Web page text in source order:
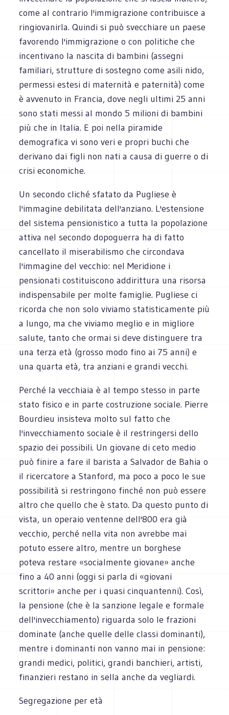
come al contrario l'immigrazione contribuisce a
ringiovanirla. Quindi si può svecchiare un paese
favorendo l'immigrazione o con politiche che
incentivano la nascita di bambini (assegni
familiari, strutture di sostegno come asili nido,
permessi estesi di maternità e paternità) come
è avvenuto in Francia, dove negli ultimi 25 anni
sono stati messi al mondo 5 milioni di bambini
più che in Italia. E poi nella piramide
demografica vi sono veri e propri buchi che
derivano dai figli non nati a causa di guerre o di
crisi economiche.
Un secondo cliché sfatato da Pugliese è
l'immagine debilitata dell'anziano. L'estensione
del sistema pensionistico a tutta la popolazione
attiva nel secondo dopoguerra ha di fatto
cancellato il miserabilismo che circondava
l'immagine del vecchio: nel Meridione i
pensionati costituiscono addirittura una risorsa
indispensabile per molte famiglie. Pugliese ci
ricorda che non solo viviamo statisticamente più
a lungo, ma che viviamo meglio e in migliore
salute, tanto che ormai si deve distinguere tra
una terza età (grosso modo fino ai 75 anni) e
una quarta età, tra anziani e grandi vecchi.
Perché la vecchiaia è al tempo stesso in parte
stato fisico e in parte costruzione sociale. Pierre
Bourdieu insisteva molto sul fatto che
l'invecchiamento sociale è il restringersi dello
spazio dei possibili. Un giovane di ceto medio
può finire a fare il barista a Salvador de Bahia o
il ricercatore a Stanford, ma poco a poco le sue
possibilità si restringono finché non può essere
altro che quello che è stato. Da questo punto di
vista, un operaio ventenne dell'800 era già
vecchio, perché nella vita non avrebbe mai
potuto essere altro, mentre un borghese
poteva restare «socialmente giovane» anche
fino a 40 anni (oggi si parla di «giovani
scrittori» anche per i quasi cinquantenni). Così,
la pensione (che è la sanzione legale e formale
dell'invecchiamento) riguarda solo le frazioni
dominate (anche quelle delle classi dominanti),
mentre i dominanti non vanno mai in pensione:
grandi medici, politici, grandi banchieri, artisti,
finanzieri restano in sella anche da vegliardi.
Segregazione per età